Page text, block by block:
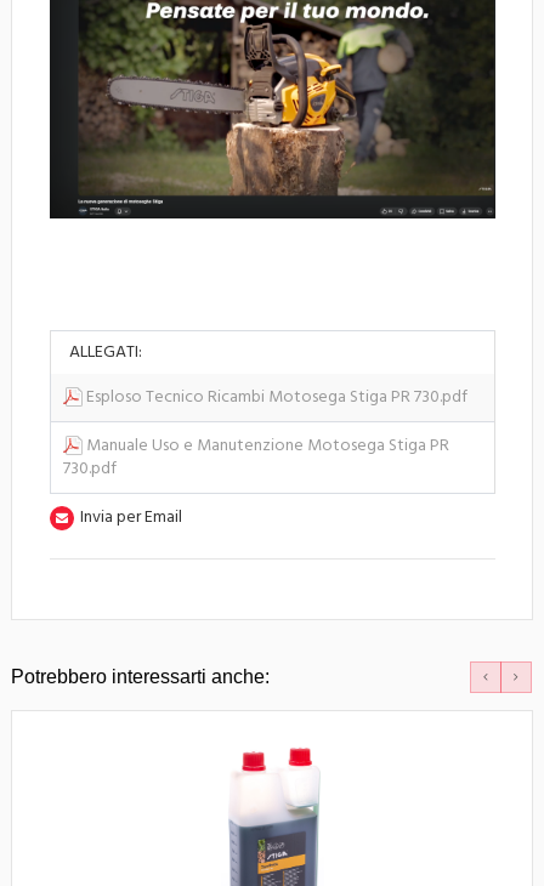
ALLEGATI:
Esploso Tecnico Ricambi Motosega Stiga PR 730.pdf
Manuale Uso e Manutenzione Motosega Stiga PR
730.pdf
Invia per Email
Potrebbero interessarti anche: